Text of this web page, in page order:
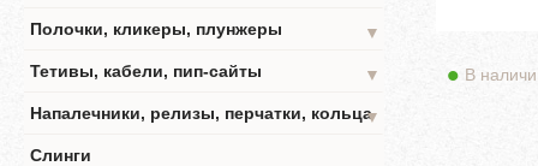
Полочки, кликеры, плунжеры
▼
Тетивы, кабели, пип-сайты
▼
Напалечники, релизы, перчатки, кольца▼
Слинги
В